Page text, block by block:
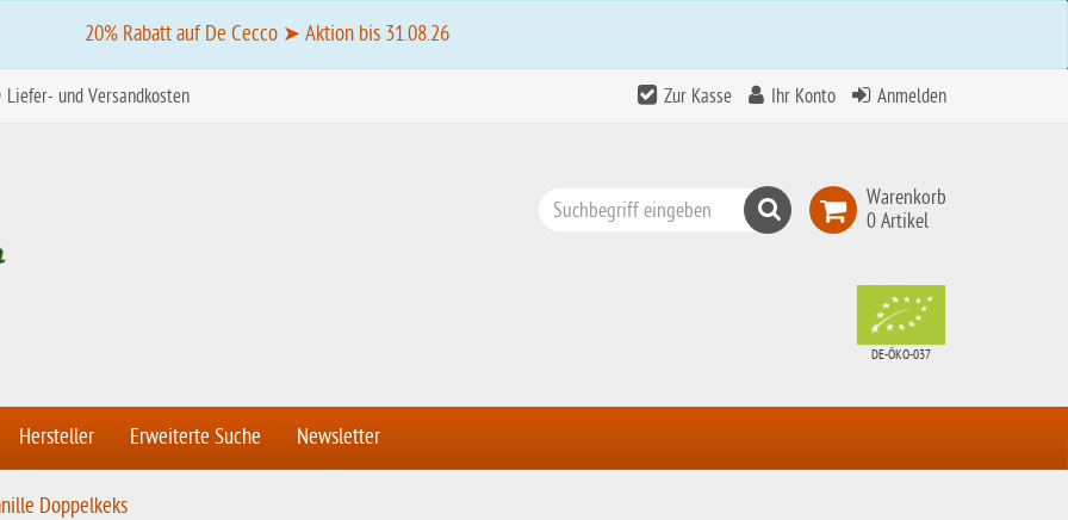
20% Rabatt auf De Cecco ➤ Aktion bis 31.08.26
Liefer- und Versandkosten Zur Kasse Ihr Konto Anmelden
Warenkorb
0 Artikel
Suchen
DE-ÖKO-037
Hersteller Erweiterte Suche Newsletter
Doppelkeks